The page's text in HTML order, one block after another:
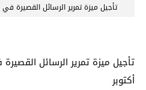
تأجيل ميزة تمرير الرسائل القصيرة في iOS 8 حتى تشرين الأول/أكتوبر
أكتوبر